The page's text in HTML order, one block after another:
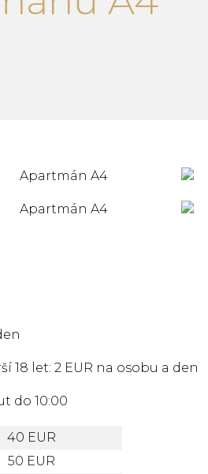
18 let: 2 EUR na osobu a den
do 10:00
40 EUR
50 EUR